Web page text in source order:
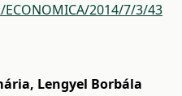
2014/7/3/43
, Lengyel Borbála